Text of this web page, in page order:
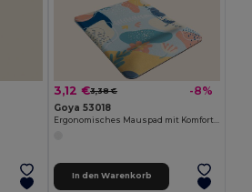
3,12 €3,38 € -8%
Goya 53018
In den Warenkorb